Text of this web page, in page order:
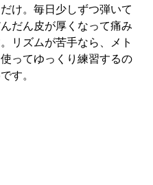
け。毎日少しずつ弾いて
だん皮が厚くなって痛み
リズムが苦手なら、メト
ってゆっくり練習するの
す。